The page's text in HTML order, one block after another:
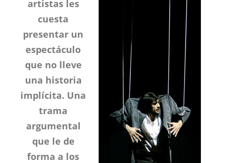
artistas les
cuesta
presentar un
espectáculo
que no lleve
una historia
implícita. Una
trama
argumental
que le de
forma a los